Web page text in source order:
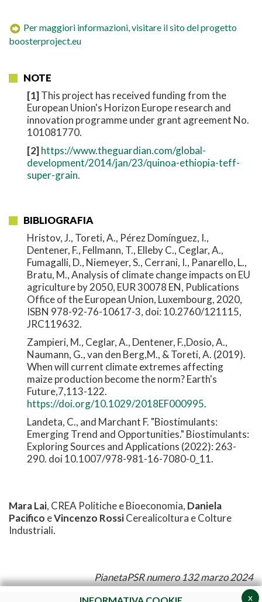
Per maggiori informazioni, visitare il sito del progetto
boosterproject.eu
NOTE
[1]This project has received funding from the
European Union's Horizon Europe research and
innovation programme under grant agreement No.
101081770.
[2]https://www.theguardian.com/global-
development/2014/jan/23/quinoa-ethiopia-teff-
super-grain.
BIBLIOGRAFIA
Hristov, J., Toreti, A., Pérez Domínguez, I.,
Dentener, F., Fellmann, T., Elleby C., Ceglar, A.,
Fumagalli, D., Niemeyer, S., Cerrani, I., Panarello, L.,
Bratu, M., Analysis of climate change impacts on EU
agriculture by 2050, EUR 30078 EN, Publications
Office of the European Union, Luxembourg, 2020,
ISBN 978-92-76-10617-3, doi: 10.2760/121115,
JRC119632.
Zampieri, M., Ceglar, A., Dentener, F.,Dosio, A.,
Naumann, G., van den Berg,M., & Toreti, A. (2019).
When will current climate extremes affecting
maize production become the norm? Earth's
Future,7,113-122.
https://doi.org/10.1029/2018EF000995.
Landeta, C., and Marchant F. "Biostimulants:
Emerging Trend and Opportunities." Biostimulants:
Exploring Sources and Applications (2022): 263-
290. doi 10.1007/978-981-16-7080-0_11.
Mara Lai, CREA Politiche e Bioeconomia, Daniela
Pacifico eVincenzo RossiCerealicoltura e Colture
Industriali.
PianetaPSR numero 132 marzo 2024
x